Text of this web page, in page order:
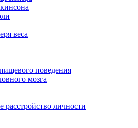
веса
поведения
мозга
расстройство личности